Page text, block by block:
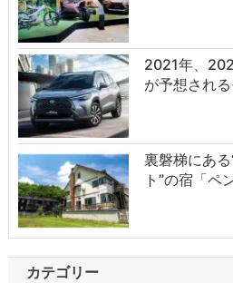
2021年、
が予想され
裏磐梯にあ
ト”の宿「ペ
カテゴリー